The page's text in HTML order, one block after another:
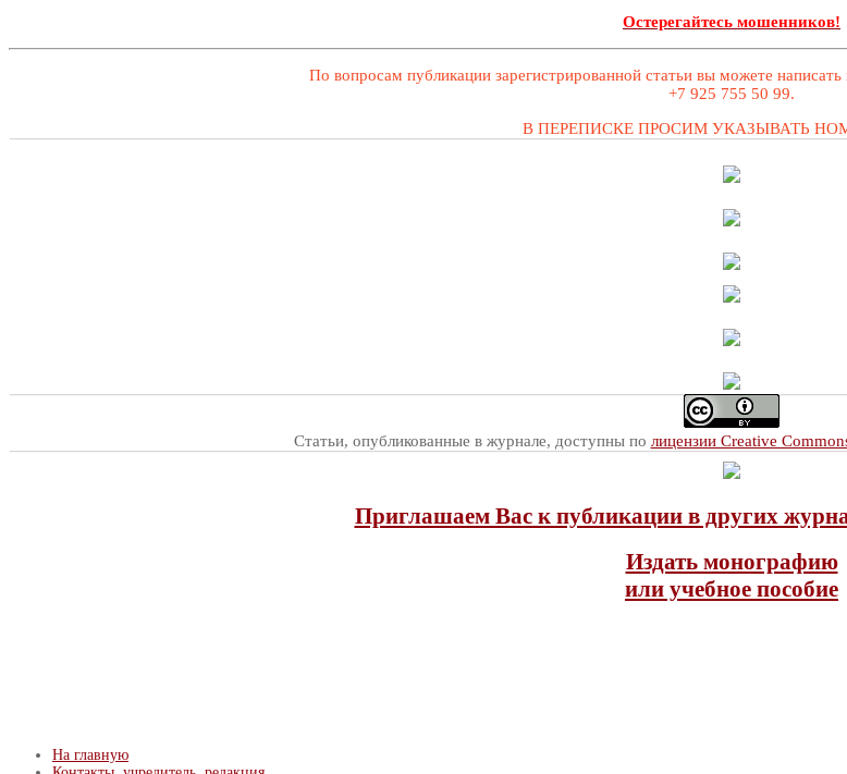
Остерегайтесь мошенников!
По вопросам публикации зарегистрированной статьи вы можете
+7 925 755 50 99.
В ПЕРЕПИСКЕ ПРОСИМ УКАЗЫВАТЬ
Статьи, опубликованные в журнале, доступны по лицензии Creative
Приглашаем Вас к публикации в других
Издать монографию
или учебное пособие
На главную